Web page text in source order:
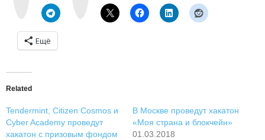
Ещё
Related
Tendermint, Citizen Cosmos и
Cyber Academy проведут
хакатон с призовым фондом
В Москве проведут хакатон
«Моя страна и блокчейн»
01.03.2018